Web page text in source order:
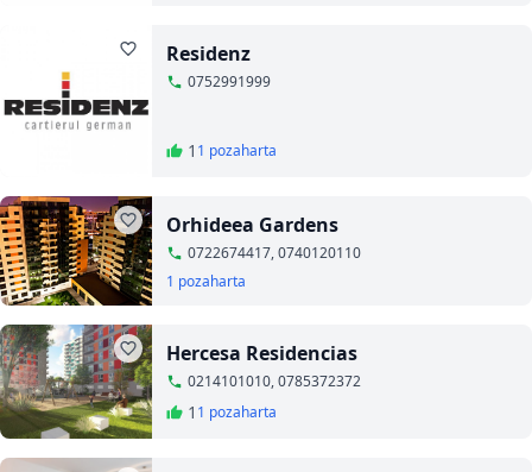
Residenz
0752991999
1 1 pozaharta
Orhideea Gardens
0722674417, 0740120110
1 pozaharta
Hercesa Residencias
0214101010, 0785372372
1 1 pozaharta